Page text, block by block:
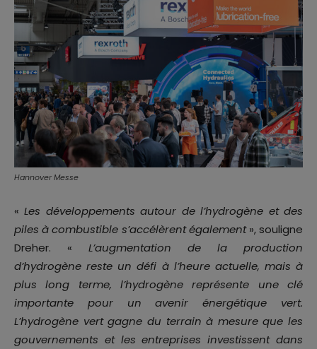
Hannover Messe
«Les développements autour de l’hydrogène et des
piles à combustible s’accélèrent également», souligne
Dreher. « L’augmentation de la production
d’hydrogène reste un défi à l’heure actuelle, mais à
plus long terme, l’hydrogène représente une clé
importante pour un avenir énergétique vert.
L’hydrogène vert gagne du terrain à mesure que les
gouvernements et les entreprises investissent dans